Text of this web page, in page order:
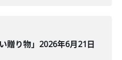
い贈り物」2026年6月21日